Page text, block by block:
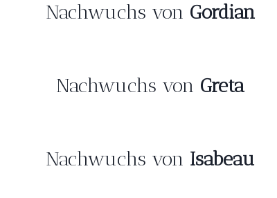
Nachwuchs von Gordian
Nachwuchs von Greta
Nachwuchs von Isabeau